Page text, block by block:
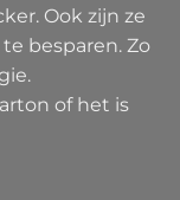
Ook zijn ze
besparen. Zo
of het is